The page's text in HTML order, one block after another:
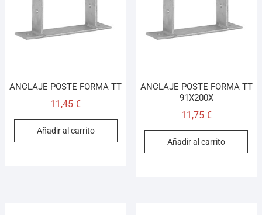
ANCLAJE POSTE FORMA TT
11,45€
Añadir al carrito
ANCLAJE POSTE FORMA TT
91X200X
11,75 €
Añadir al carrito
Llamar (cerrado) Cómo llegar
¡Hola! Soy el asesor virtual de Ferretería El Arroyo.
Cuéntame qué necesitas y te ayudo a encontrarlo,
aunque no sepas el nombre exacto